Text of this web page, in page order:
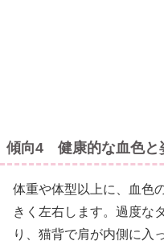
傾向4 健康的な血色と
体重や体型以上に、血色
きく左右します。過度な
り、猫背で肩が内側に入